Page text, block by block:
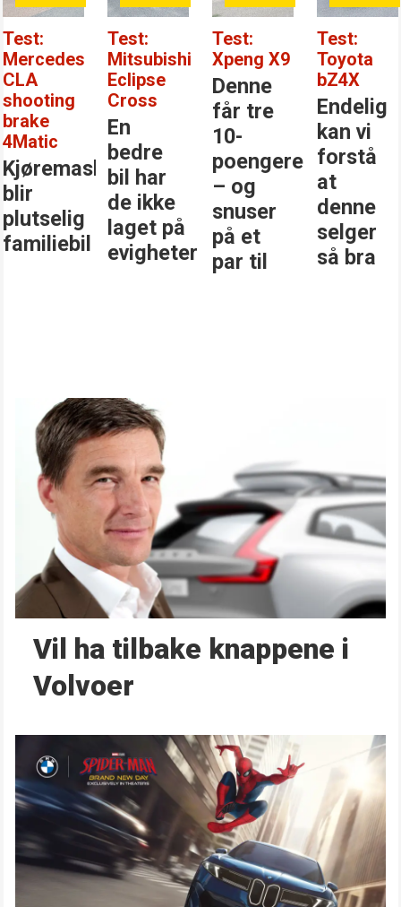
Test:
Mercedes
CLA
shooting
brake
4Matic
Kjøremaskinen
blir
plutselig
familiebil
Test:
Mitsubishi
Eclipse
Cross
En
bedre
bil har
de ikke
laget på
evigheter
Test:
Xpeng X9
Denne
får tre
10-
poengere
– og
snuser
på et
par til
Test:
Toyota
bZ4X
Endelig
kan vi
forstå
at
denne
selger
så bra
Vil ha tilbake knappene i
Volvoer